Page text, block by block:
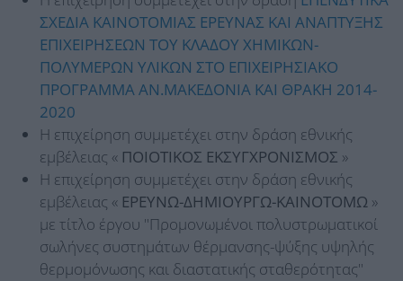
ΣΧΕΔΙΑ ΚΑΙΝΟΤΟΜΙΑΣ ΕΡΕΥΝΑΣ ΚΑΙ ΑΝΑΠΤΥΞΗΣ
ΕΠΙΧΕΙΡΗΣΕΩΝ ΤΟΥ ΚΛΑΔΟΥ ΧΗΜΙΚΩΝ-
ΠΟΛΥΜΕΡΩΝ ΥΛΙΚΩΝ ΣΤΟ ΕΠΙΧΕΙΡΗΣΙΑΚΟ
ΠΡΟΓΡΑΜΜΑ ΑΝ.ΜΑΚΕΔΟΝΙΑ ΚΑΙ ΘΡΑΚΗ 2014-
2020
Η επιχείρηση συμμετέχει στην δράση εθνικής
εμβέλειας « ΠΟΙΟΤΙΚΟΣ ΕΚΣΥΓΧΡΟΝΙΣΜΟΣ »
Η επιχείρηση συμμετέχει στην δράση εθνικής
εμβέλειας « ΕΡΕΥΝΩ-ΔΗΜΙΟΥΡΓΩ-ΚΑΙΝΟΤΟΜΩ »
με τίτλο έργου "Προμονωμένοι πολυστρωματικοί
σωλήνες συστημάτων θέρμανσης-ψύξης υψηλής
θερμομόνωσης και διαστατικής σταθερότητας"